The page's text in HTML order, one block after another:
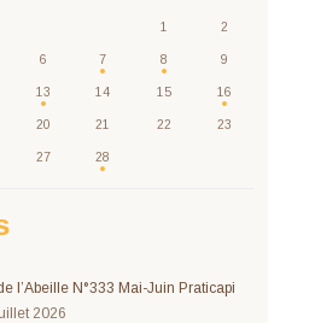
1 2
6 7 8 9
13 14 15 16
20 21 22 23
27 28
l’Abeille N°333 Mai-Juin Praticapi
2026